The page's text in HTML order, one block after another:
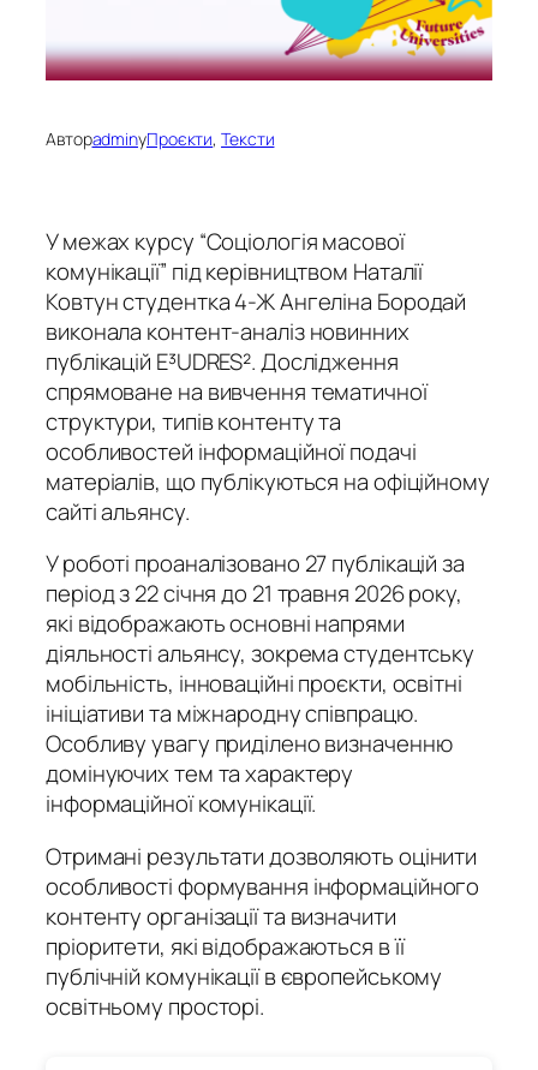
АвторadminуПроєкти, Тексти
У межах курсу “Соціологія масової
комунікації” під керівництвом Наталії
Ковтун студентка 4-Ж Ангеліна Бородай
виконала контент-аналіз новинних
публікацій E³UDRES². Дослідження
спрямоване на вивчення тематичної
структури, типів контенту та
особливостей інформаційної подачі
матеріалів, що публікуються на офіційному
сайті альянсу.
У роботі проаналізовано 27 публікацій за
період з 22 січня до 21 травня 2026 року,
які відображають основні напрями
діяльності альянсу, зокрема студентську
мобільність, інноваційні проєкти, освітні
ініціативи та міжнародну співпрацю.
Особливу увагу приділено визначенню
домінуючих тем та характеру
інформаційної комунікації.
Отримані результати дозволяють оцінити
особливості формування інформаційного
контенту організації та визначити
пріоритети, які відображаються в її
публічній комунікації в європейському
освітньому просторі.